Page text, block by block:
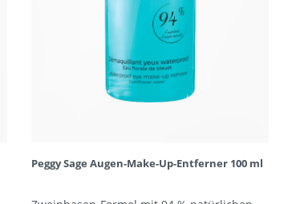
Peggy Sage Augen-Make-Up-Entferner 100 ml